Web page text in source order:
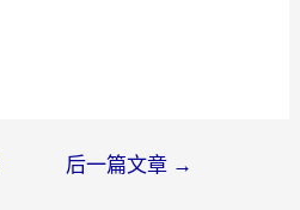
后一篇文章 →